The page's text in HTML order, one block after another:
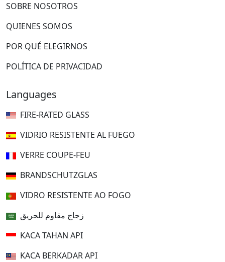
SOBRE NOSOTROS
QUIENES SOMOS
POR QUÉ ELEGIRNOS
POLÍTICA DE PRIVACIDAD
Languages
FIRE-RATED GLASS
VIDRIO RESISTENTE AL FUEGO
VERRE COUPE-FEU
BRANDSCHUTZGLAS
VIDRO RESISTENTE AO FOGO
زجاج مقاوم للحريق
KACA TAHAN API
KACA BERKADAR API